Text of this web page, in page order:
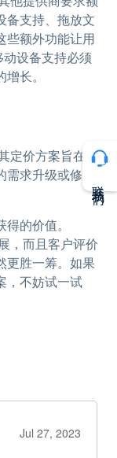
备支持、拖放文
些额外功能让用
设备支持必须
长。
定价方案旨在实
求升级或修改
的价值。
，而且客户评价
更胜一筹。如果
，不妨试一试
Jul 27, 2023